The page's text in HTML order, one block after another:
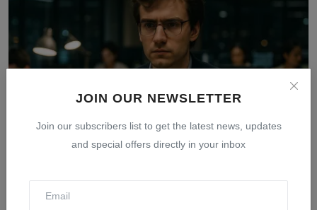
JOIN OUR NEWSLETTER
Join our subscribers list to get the latest news, updates
and special offers directly in your inbox
Balapan 24 Jam Menyelamatkan Taruhan AI Situational